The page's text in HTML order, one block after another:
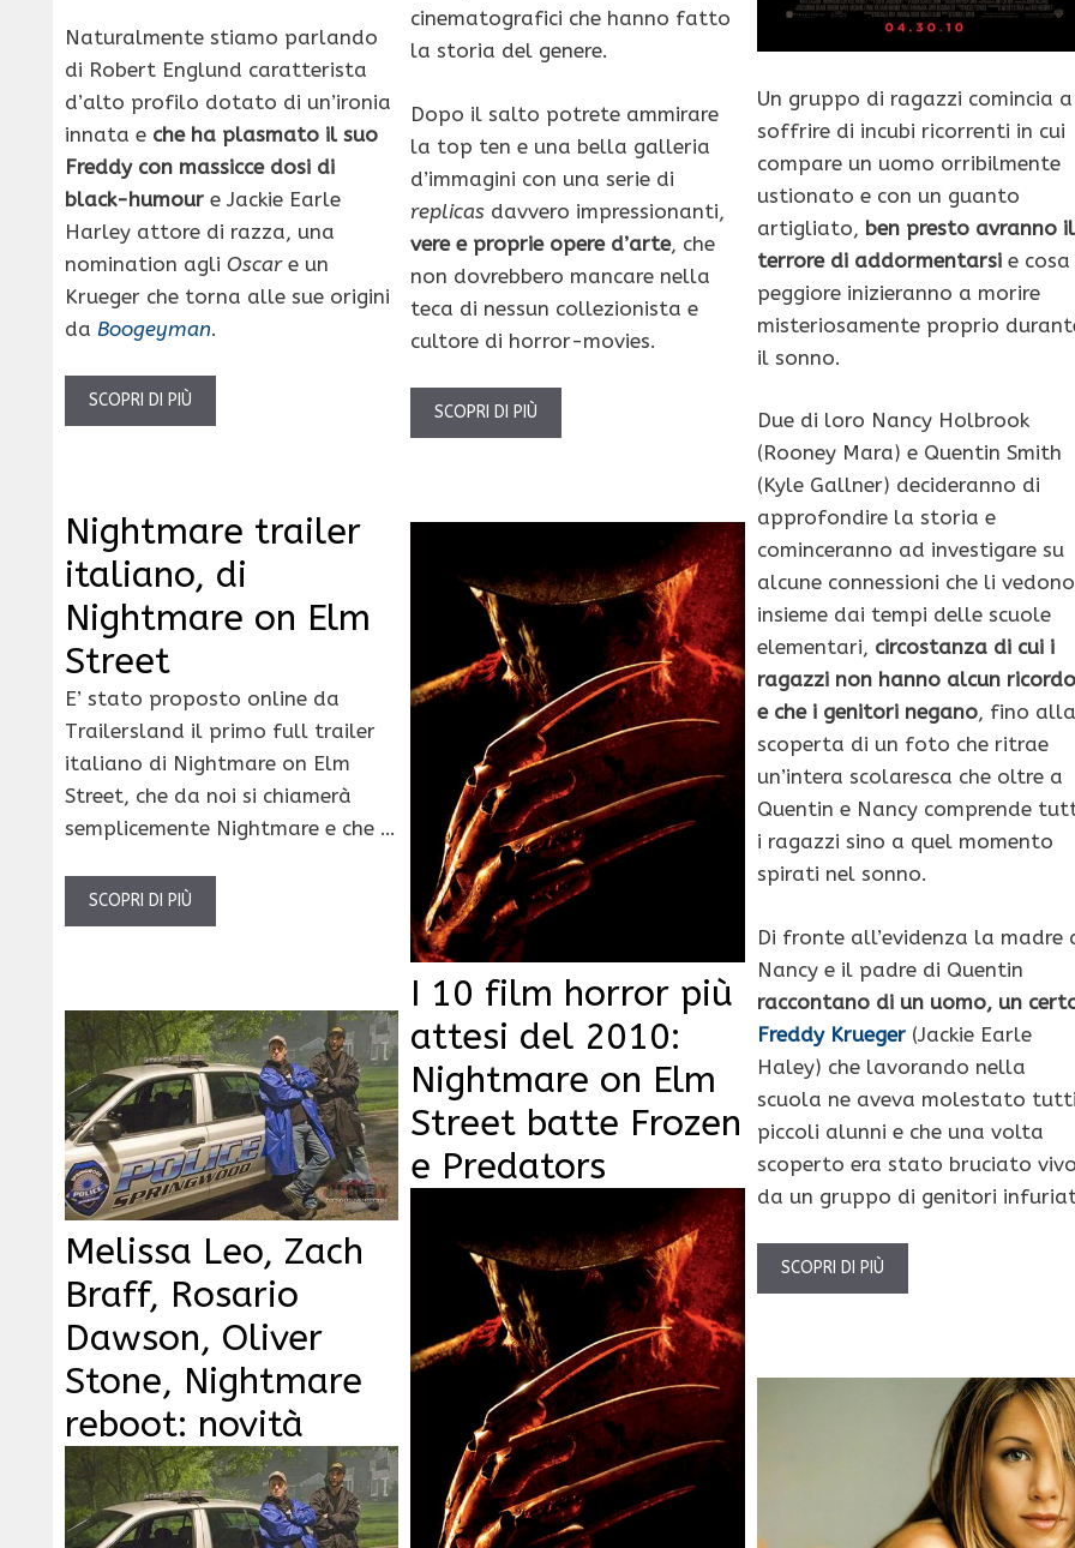
Un gruppo di ragazzi comincia a
soffrire di incubi ricorrenti in cui
compare un uomo orribilmente
ustionato e con un guanto
artigliato, ben presto avranno il
terrore di addormentarsi e cosa
peggiore inizieranno a morire
misteriosamente proprio
il sonno.
Due di loro Nancy Holbrook
(Rooney Mara) e Quentin Smith
(Kyle Gallner) decideranno di
approfondire la storia e
cominceranno ad investigare su
alcune connessioni che li vedono
insieme dai tempi delle scuole
elementari, circostanza di cui i
ragazzi non hanno alcun ricordo
e che i genitori negano, fino alla
scoperta di un foto che ritrae
un’intera scolaresca che oltre a
Quentin e Nancy comprende
i ragazzi sino a quel momento
spirati nel sonno.
Di fronte all’evidenza la madre
Nancy e il padre di Quentin
raccontano di un uomo, un
Freddy Krueger (Jackie Earle
Haley) che lavorando nella
scuola ne aveva molestato
piccoli alunni e che una volta
scoperto era stato bruciato
da un gruppo di genitori
SCOPRI DI PIÙ
Naturalmente stiamo parlando
di Robert Englund caratterista
d’alto profilo dotato di un’ironia
innata e che ha plasmato il suo
Freddy con massicce dosi di
black-humour e Jackie Earle
Harley attore di razza, una
nomination agli Oscare un
Krueger che torna alle sue origini
da Boogeyman.
SCOPRI DI PIÙ
cinematografici che hanno fatto
la storia del genere.
Dopo il salto potrete ammirare
la top ten e una bella galleria
d’immagini con una serie di
replicas davvero impressionanti,
vere e proprie opere d’arte, che
non dovrebbero mancare nella
teca di nessun collezionista e
cultore di horror-movies.
SCOPRI DI PIÙ
Nightmare trailer
italiano, di
Nightmare on Elm
Street
E’ stato proposto online da
Trailersland il primo full trailer
italiano di Nightmare on Elm
Street, che da noi si chiamerà
semplicemente Nightmare e che …
SCOPRI DI PIÙ
I 10 film horror più
attesi del 2010:
Nightmare on Elm
Street batte Frozen
e Predators
Melissa Leo, Zach
Braff, Rosario
Dawson, Oliver
Stone, Nightmare
reboot: novità